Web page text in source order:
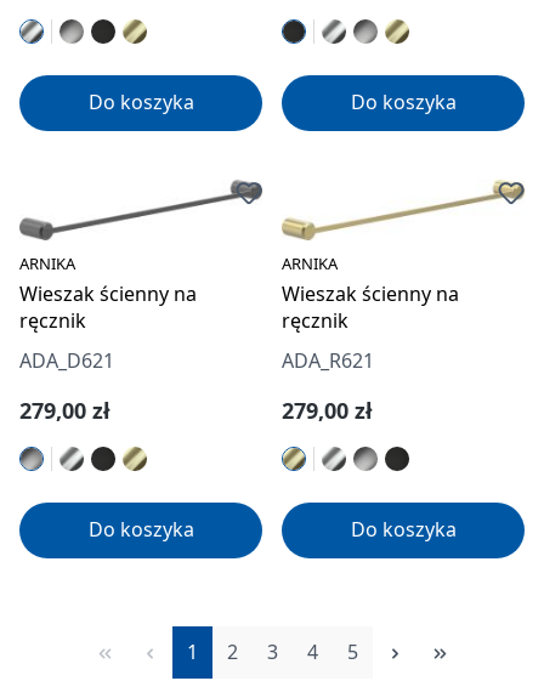
Do koszyka Do koszyka
ARNIKA
Wieszak ścienny na
ręcznik
ADA_D621
Cena regularna:
279,00 zł
Do koszyka
ARNIKA
Wieszak ścienny na
ręcznik
ADA_R621
Cena regularna:
279,00 zł
Do koszyka
Strona
1 Strona
2 Strona
3 Strona
4 Strona
5